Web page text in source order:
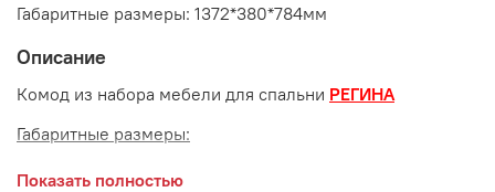
Габаритные размеры: 1372*380*784мм
Описание
Комод из набора мебели для спальни РЕГИНА
Габаритные размеры:
длина 1372 мм
Показать полностью